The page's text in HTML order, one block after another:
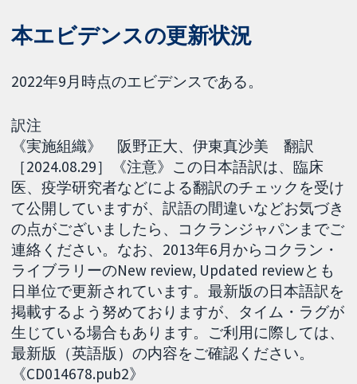
本エビデンスの更新状況
2022年9月時点のエビデンスである。
訳注
《実施組織》 阪野正大、伊東真沙美 翻訳
［2024.08.29］《注意》この日本語訳は、臨床
医、疫学研究者などによる翻訳のチェックを受け
て公開していますが、訳語の間違いなどお気づき
の点がございましたら、コクランジャパンまでご
連絡ください。なお、2013年6月からコクラン・
ライブラリーのNew review, Updated reviewとも
日単位で更新されています。最新版の日本語訳を
掲載するよう努めておりますが、タイム・ラグが
生じている場合もあります。ご利用に際しては、
最新版（英語版）の内容をご確認ください。
《CD014678.pub2》